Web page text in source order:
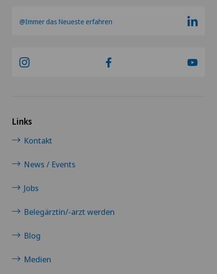
@Immer das Neueste erfahren
Links
Kontakt
News / Events
Jobs
Belegärztin/-arzt werden
Blog
Medien